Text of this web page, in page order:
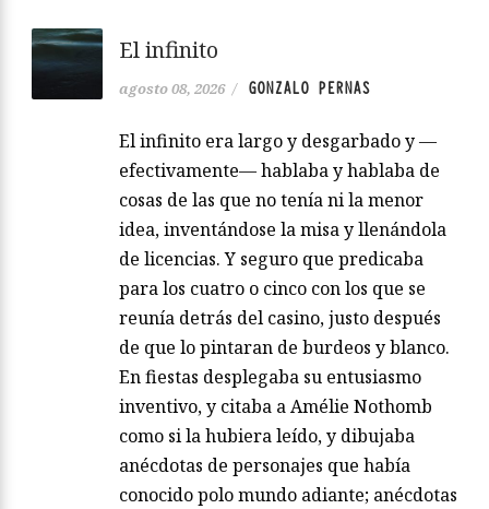
El infinito
agosto 08, 2026 / GONZALO PERNAS
El infinito era largo y desgarbado y —
efectivamente— hablaba y hablaba de
cosas de las que no tenía ni la menor
idea, inventándose la misa y llenándola
de licencias. Y seguro que predicaba
para los cuatro o cinco con los que se
reunía detrás del casino, justo después
de que lo pintaran de burdeos y blanco.
En fiestas desplegaba su entusiasmo
inventivo, y citaba a Amélie Nothomb
como si la hubiera leído, y dibujaba
anécdotas de personajes que había
conocido polo mundo adiante; anécdotas